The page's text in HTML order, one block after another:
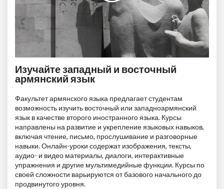
Изучайте западный и восточный
армянский язык
Факультет армянского языка предлагает студентам
возможность изучить восточный или западноармянский
язык в качестве второго иностранного языка. Курсы
направлены на развитие и укрепление языковых навыков,
включая чтение, письмо, прослушивание и разговорные
навыки. Онлайн-уроки содержат изображения, тексты,
аудио- и видео материалы, диалоги, интерактивные
упражнения и другие мультимедийные функции. Курсы по
своей сложности варьируются от базового начального до
продвинутого уровня.